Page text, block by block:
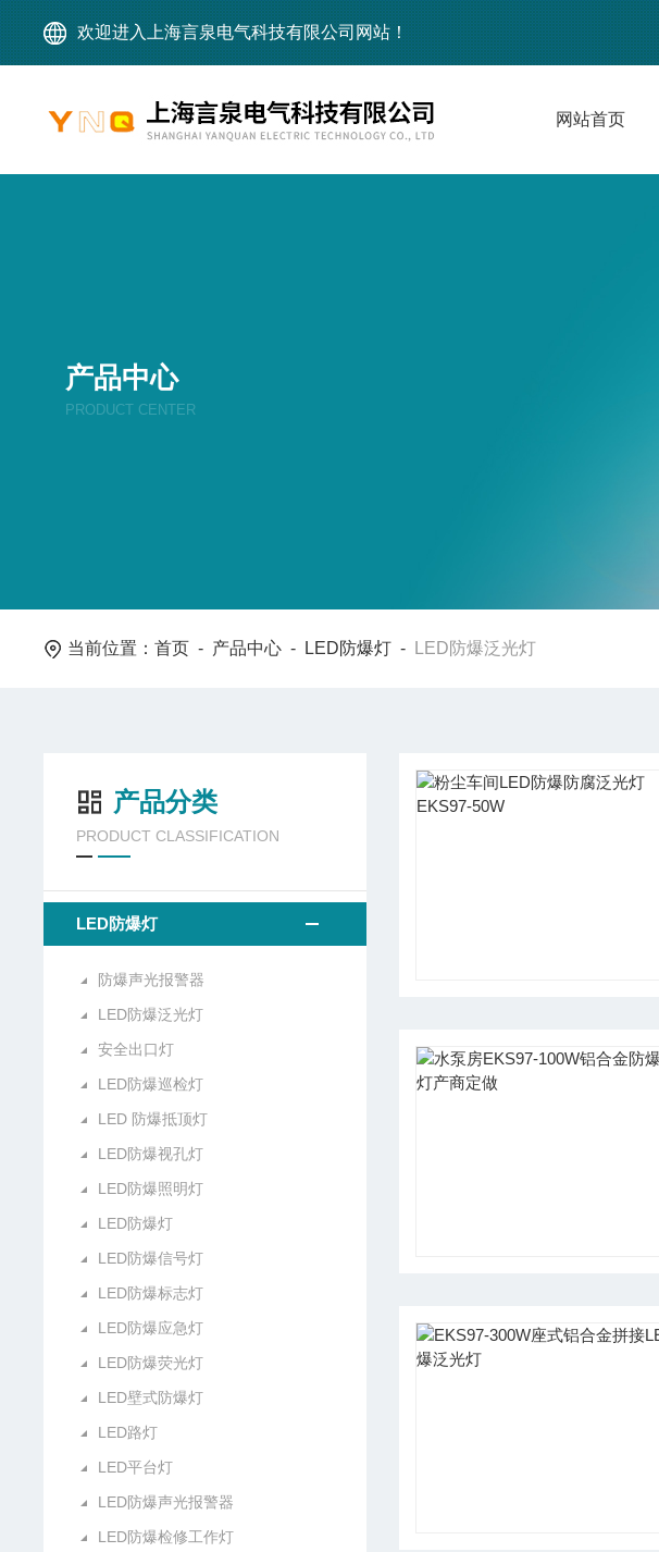
欢迎进入上海言泉电气科技有限公司网站！
网站首页
产品中心
PRODUCT CENTER
当前位置：首页 - 产品中心 - LED防爆灯 - LED防爆泛光灯
产品分类
PRODUCT CLASSIFICATION
LED防爆灯
防爆声光报警器
LED防爆泛光灯
安全出口灯
LED防爆巡检灯
LED 防爆抵顶灯
LED防爆视孔灯
LED防爆照明灯
LED防爆灯
LED防爆信号灯
LED防爆标志灯
LED防爆应急灯
LED防爆荧光灯
LED壁式防爆灯
LED路灯
LED平台灯
LED防爆声光报警器
LED防爆检修工作灯